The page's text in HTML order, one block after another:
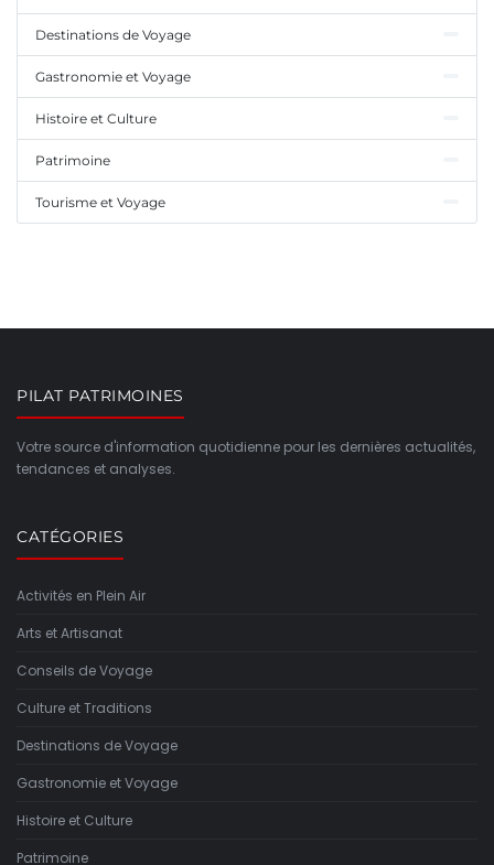
Destinations de Voyage
Gastronomie et Voyage
Histoire et Culture
Patrimoine
Tourisme et Voyage
PILAT PATRIMOINES
Votre source d'information quotidienne pour les dernières actualités,
tendances et analyses.
CATÉGORIES
Activités en Plein Air
Arts et Artisanat
Conseils de Voyage
Culture et Traditions
Destinations de Voyage
Gastronomie et Voyage
Histoire et Culture
Patrimoine